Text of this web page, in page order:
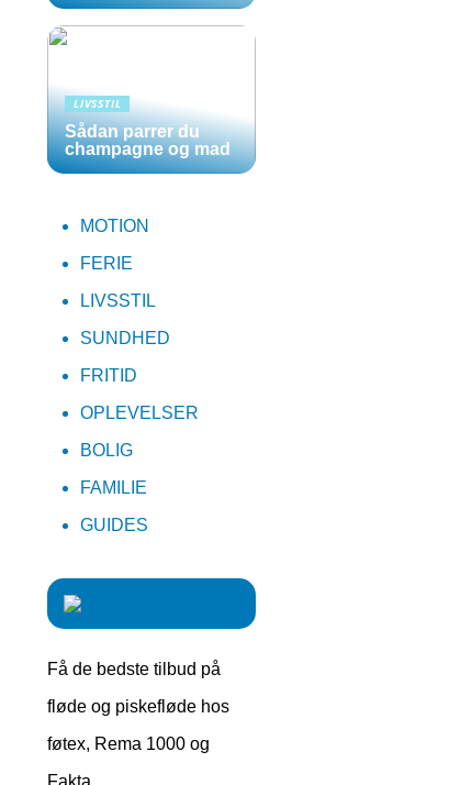
LIVSSTIL
Sådan parrer du
champagne og mad
MOTION
FERIE
LIVSSTIL
SUNDHED
FRITID
OPLEVELSER
BOLIG
FAMILIE
GUIDES
Få de bedste tilbud på
fløde og piskefløde hos
føtex, Rema 1000 og
Fakta